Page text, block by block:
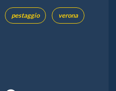
pestaggio verona